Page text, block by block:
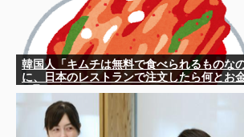
韓国人「キムチは無料で食べられるものな
に、日本のレストランで注文したら何とお